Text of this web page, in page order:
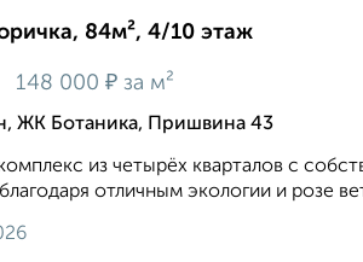
84м², 4/10 этаж
148 000 ₽ за м²
ЖК Ботаника, Пришвина 43
из четырёх кварталов с
отличным экологии и розе